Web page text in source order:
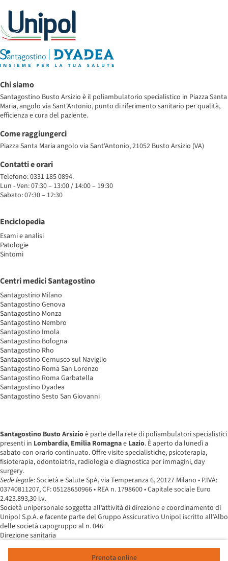
Prenota online
Chi siamo
Santagostino Busto Arsizio è il poliambulatorio specialistico in Piazza Santa
Maria, angolo via Sant'Antonio, punto di riferimento sanitario per qualità,
efficienza e cura del paziente.
Come raggiungerci
Piazza Santa Maria angolo via Sant'Antonio, 21052 Busto Arsizio (VA)
Contatti e orari
Telefono: 0331 185 0894.
Lun - Ven: 07:30 – 13:00 / 14:00 – 19:30
Sabato: 07:30 – 12:30
Enciclopedia
Esami e analisi
Patologie
Sintomi
Centri medici Santagostino
Santagostino Milano
Santagostino Genova
Santagostino Monza
Santagostino Nembro
Santagostino Imola
Santagostino Bologna
Santagostino Rho
Santagostino Cernusco sul Naviglio
Santagostino Roma San Lorenzo
Santagostino Roma Garbatella
Santagostino Dyadea
Santagostino Sesto San Giovanni
Santagostino Busto Arsizioè parte della rete di poliambulatori specialistici
presenti in Lombardia, Emilia Romagnae Lazio. È aperto da lunedì a
sabato con orario continuato. Offre visite specialistiche, psicoterapia,
fisioterapia, odontoiatria, radiologia e diagnostica per immagini, day
surgery.
Sede legale: Società e Salute SpA, via Temperanza 6, 20127 Milano • P.IVA:
03740811207, CF: 05128650966 • REA n. 1798600 • Capitale sociale Euro
2.423.893,30 i.v.
Società unipersonale soggetta all’attività di direzione e coordinamento di
Unipol S.p.A. e facente parte del Gruppo Assicurativo Unipol iscritto all’Albo
delle società capogruppo al n. 046
Direzione sanitaria